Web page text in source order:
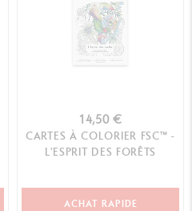
14,50 €
CARTES À COLORIER FSC™ -
L'ESPRIT DES FORÊTS
ACHAT RAPIDE